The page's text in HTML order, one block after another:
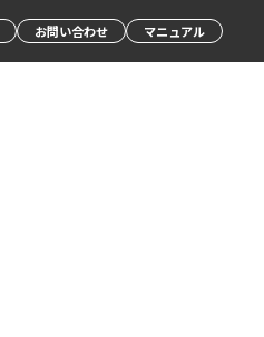
お問い合わせ マニュアル